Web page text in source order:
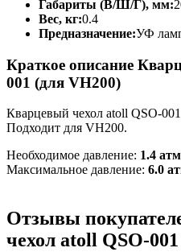
Габариты (В/Ш/Г), мм:
Вес, кг:0.4
Предназначение:УФ
Краткое описание
001 (для VH200)
Кварцевый чехол atoll QSO-
Подходит для VH200.
Необходимое давление: 1.4
Максимальное давление: 6.0
Отзывы
чехол atoll QSO-